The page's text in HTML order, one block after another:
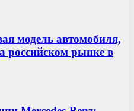
модель автомобиля,
российском рынке в